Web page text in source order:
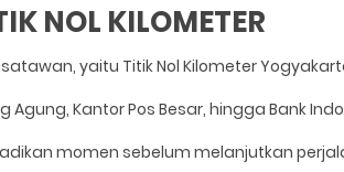
NOL KILOMETER
yaitu Titik Nol Kilometer
Kantor Pos Besar, hingga Bank
momen sebelum melanjutkan